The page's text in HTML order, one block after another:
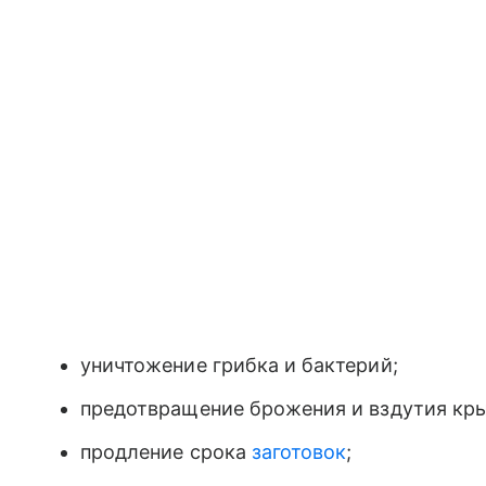
уничтожение грибка и бактерий;
предотвращение брожения и вздутия
продление срока заготовок;